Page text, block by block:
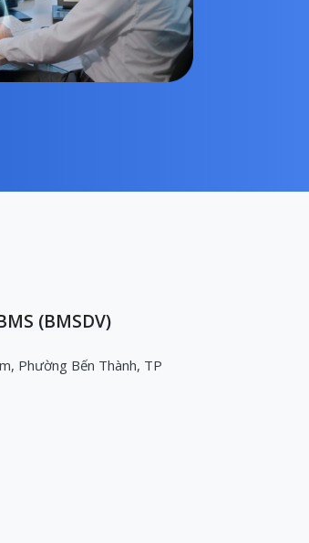
(BMSDV)
Phường Bến Thành, TP